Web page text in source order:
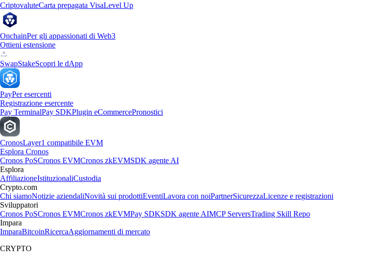
CriptovaluteCarta prepagata VisaLevel Up
OnchainPer gli appassionati di Web3
Ottieni estensione
SwapStakeScopri le dApp
PayPer esercenti
Registrazione esercente
Pay TerminalPay SDKPlugin eCommercePronostici
CronosLayer1 compatibile EVM
Esplora Cronos
Cronos PoSCronos EVMCronos zkEVMSDK agente AI
Esplora
AffiliazioneIstituzionaliCustodia
Crypto.com
Chi siamoNotizie aziendaliNovità sui prodottiEventiLavora con noiPartnerSicurezzaLicenze e registrazioni
Sviluppatori
Cronos PoSCronos EVMCronos zkEVMPay SDKSDK agente AIMCP ServersTrading Skill Repo
Impara
ImparaBitcoinRicercaAggiornamenti di mercato
CRYPTO